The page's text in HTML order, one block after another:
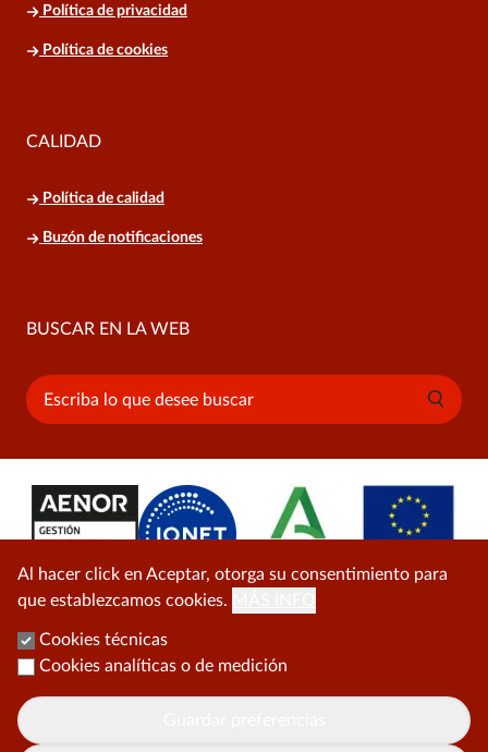
Política de privacidad
Política de cookies
CALIDAD
Política de calidad
Buzón de notificaciones
BUSCAR EN LA WEB
Buscar
Al hacer click en Aceptar, otorga su consentimiento para
que establezcamos cookies.
Cookies técnicas
Cookies analíticas o de medición